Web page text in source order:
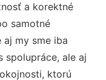
a korektné
samotné
aj my sme iba
spolupráce, ale aj
ktorú